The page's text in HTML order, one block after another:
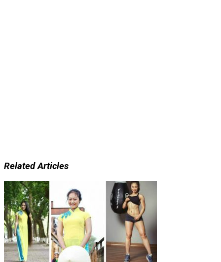
Related Articles